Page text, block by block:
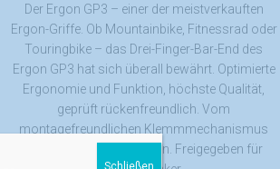
Der Ergon GP3 – einer der meistverkauften
Ergon-Griffe. Ob Mountainbike, Fitnessrad oder
Touringbike – das Drei-Finger-Bar-End des
Ergon GP3 hat sich überall bewährt. Optimierte
Ergonomie und Funktion, höchste Qualität,
geprüft rückenfreundlich. Vom
montagefreundlichen Klemmmechanismus
profitieren vor allem Laien. Freigegeben für
Schließen